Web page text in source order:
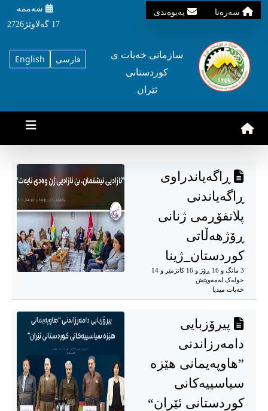
سه‌ره‌تا په‌یوه‌ندی
شه‌ممه‌
17 گه‌لاوێژ2726
English فارسی
سازمانی خه‌بات ی
کوردستانی
ئێران
ڕاگەیاندراوی
ڕاگەیاندنی
پلاتفۆڕمی ژنانی
ڕۆژهەڵاتی
کوردستان_ژینا
3 مانگ و 16 ڕۆژ و 16 کاتژمێر و 14
خوله‌ک له‌مه‌وپێش‌
خەبات میدیا
پیرۆزبایی
دامەرزاندنی
”هاوپەیمانی هێزە
سیاسییەکانی
کوردستانی ئێران“